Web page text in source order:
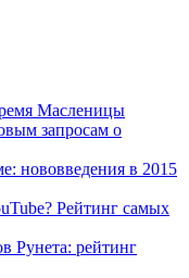
Масленицы
запросам о
нововведения в 2015
Рейтинг самых
Рунета: рейтинг